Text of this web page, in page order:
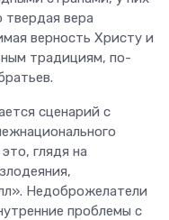
твердая вера
верность Христу и
традициям, по-
сценарий с
глядя на
Недоброжелатели
проблемы с